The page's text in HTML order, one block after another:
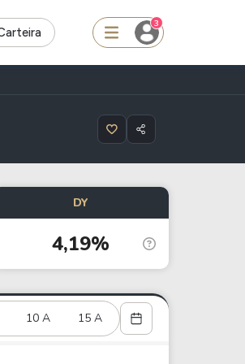
3
de Dividendos
do Dividendo Inteligente
DY
4,19%
10 A 15 A